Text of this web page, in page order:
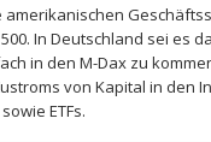
In Deutschland sei es
in den M-Dax zu
von Kapital in den
ETFs.